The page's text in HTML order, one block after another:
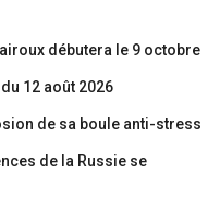
débutera le 9 octobre
12 août 2026
de sa boule anti-stress
de la Russie se